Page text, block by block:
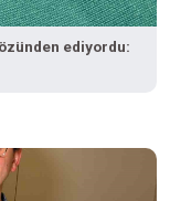
ediyordu: